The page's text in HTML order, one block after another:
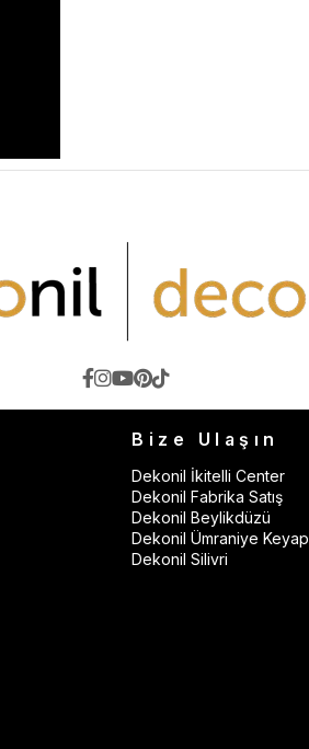
Bize Ulaşın
Dekonil İkitelli Center
Dekonil Fabrika Satış
Dekonil Beylikdüzü
Dekonil Ümraniye Keyap
Dekonil Silivri